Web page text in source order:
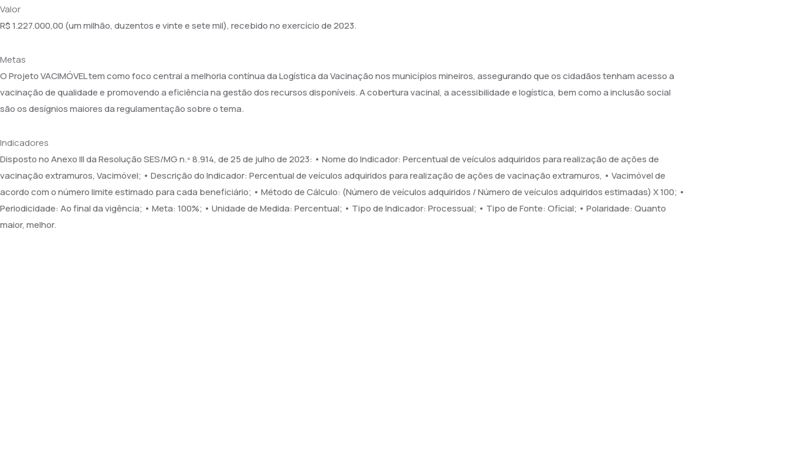
Valor
R$ 1.227.000,00 (um milhão, duzentos e vinte e sete mil), recebido no exercício de 2023.
Metas
O Projeto VACIMÓVEL tem como foco central a melhoria contínua da Logística da Vacinação nos municípios mineiros, assegurando que os cidadãos tenham acesso a
vacinação de qualidade e promovendo a eficiência na gestão dos recursos disponíveis. A cobertura vacinal, a acessibilidade e logística, bem como a inclusão social
são os desígnios maiores da regulamentação sobre o tema.
Indicadores
Disposto no Anexo III da Resolução SES/MG n.º 8.914, de 25 de julho de 2023: • Nome do Indicador: Percentual de veículos adquiridos para realização de ações de
vacinação extramuros, Vacimóvel; • Descrição do Indicador: Percentual de veículos adquiridos para realização de ações de vacinação extramuros, • Vacimóvel de
acordo com o número limite estimado para cada beneficiário; • Método de Cálculo: (Número de veículos adquiridos / Número de veículos adquiridos estimadas) X 100; •
Periodicidade: Ao final da vigência; • Meta: 100%; • Unidade de Medida: Percentual; • Tipo de Indicador: Processual; • Tipo de Fonte: Oficial; • Polaridade: Quanto
maior, melhor.